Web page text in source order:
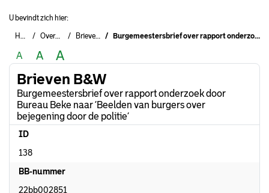
U bevindt zich hier:
Home Overzichten Brieven B&W Burgemeestersbrief over rapport onderzoek door Bureau Beke naar ‘Beelden van burgers over bejegening door de politie’
A A A
Brieven B&W
Burgemeestersbrief over rapport onderzoek door
Bureau Beke naar ‘Beelden van burgers over
bejegening door de politie’
ID
138
BB-nummer
22bb002851